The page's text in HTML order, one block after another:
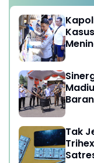
Tak